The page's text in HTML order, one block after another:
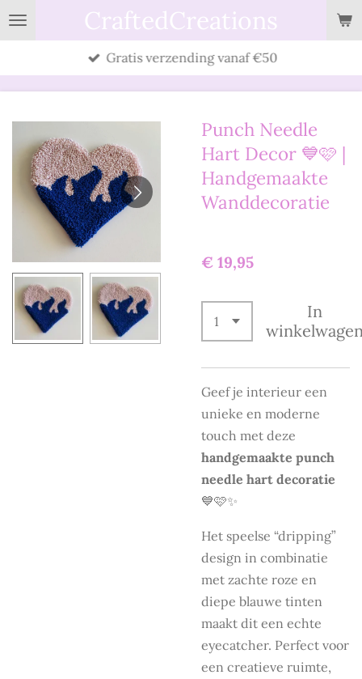
Ga
direct
CraftedCreations
Gratis verzending vanaf €50
Punch Needle
Hart Decor 💙🩷 |
Handgemaakte
Wanddecoratie
€ 19,95
In
Geef je interieur een
unieke en moderne
touch met deze
handgemaakte punch
needle hart decoratie
💙🩷✨
Het speelse “dripping”
design in combinatie
met zachte roze en
diepe blauwe tinten
maakt dit een echte
eyecatcher. Perfect voor
een creatieve ruimte,